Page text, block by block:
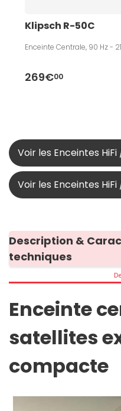
Klipsch R-50C
Enceinte Centrale, 90 Hz -
269€00
Voir les Enceintes
Voir les Enceintes
Description &
techniques
Enceinte
satellites
compacte